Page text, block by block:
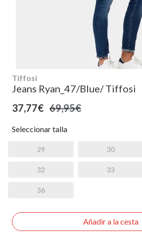
Tiffosi
Jeans Ryan_47/Blue/ Tiffosi
37,77€ 69,95€
Seleccionar talla
29 30
32 33
36